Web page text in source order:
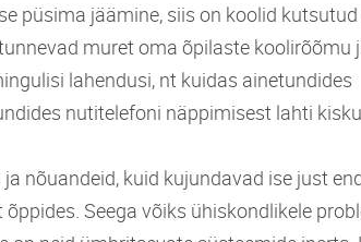
püsima jäämine, siis on koolid
muret oma õpilaste koolirõõmu
lahendusi, nt kuidas ainetundides
nutitelefoni näppimisest lahti
nõuandeid, kuid kujundavad ise just
Seega võiks ühiskondlikele